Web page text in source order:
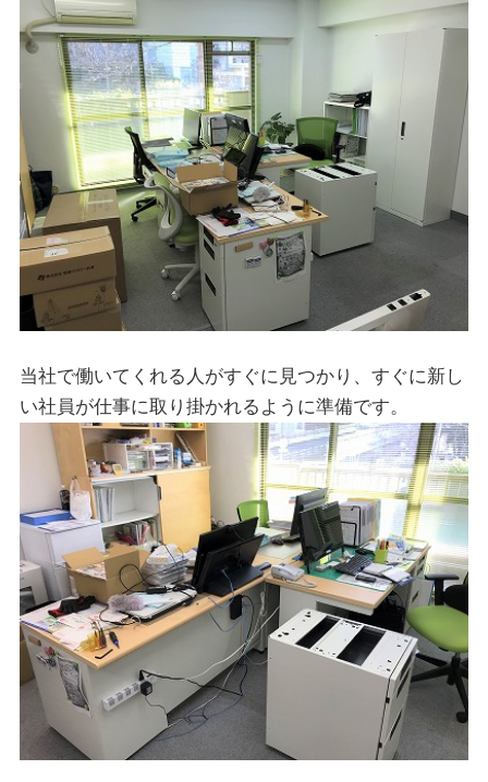
当社で働いてくれる人がすぐに見つかり、すぐに新し
い社員が仕事に取り掛かれるように準備です。